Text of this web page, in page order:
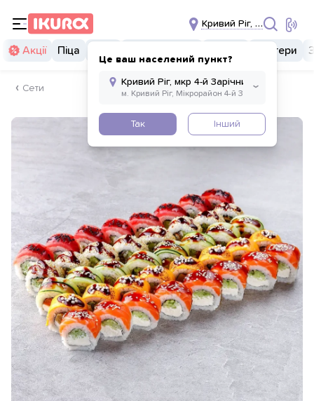
Кривий Ріг, мкр 4-й
Це ваш населений пункт?
Так Інший
Акції Піца Бургери
Сети